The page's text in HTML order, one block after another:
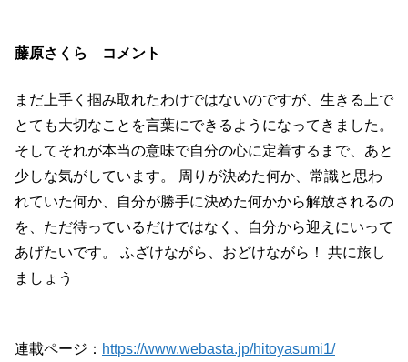
藤原さくら コメント
まだ上手く掴み取れたわけではないのですが、生きる上で
とても大切なことを言葉にできるようになってきました。
そしてそれが本当の意味で自分の心に定着するまで、あと
少しな気がしています。 周りが決めた何か、常識と思わ
れていた何か、自分が勝手に決めた何かから解放されるの
を、ただ待っているだけではなく、自分から迎えにいって
あげたいです。 ふざけながら、おどけながら！ 共に旅し
ましょう
連載ページ： https://www.webasta.jp/hitoyasumi1/